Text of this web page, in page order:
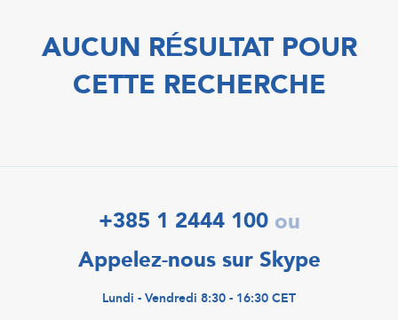
AUCUN RÉSULTAT POUR
CETTE RECHERCHE
+385 1 2444 100 ou
Appelez-nous sur Skype
Lundi - Vendredi 8:30 - 16:30 CET